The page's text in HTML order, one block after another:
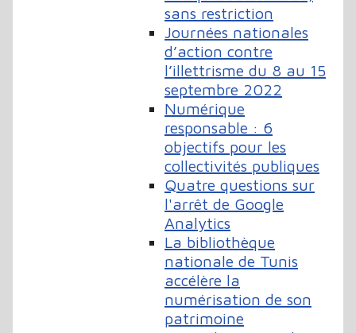
sans restriction
Journées nationales
d’action contre
l’illettrisme du 8 au 15
septembre 2022
Numérique
responsable : 6
objectifs pour les
collectivités publiques
Quatre questions sur
l'arrêt de Google
Analytics
La bibliothèque
nationale de Tunis
accélère la
numérisation de son
patrimoine